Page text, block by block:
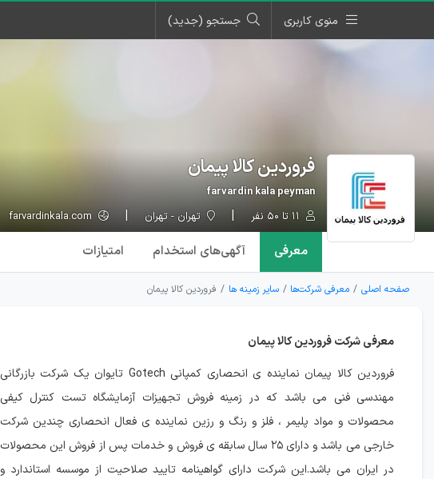
منوی کاربری جستجو (جدید)
فروردین کالا پیمان
farvardin kala peyman
تهران - تهران
معرفی آگهی‌های استخدام امتیازات
صفحه اصلی معرفی شرکت‌ها سایر زمینه ها فروردین کالا پیمان
معرفی شرکت فروردین کالا پیمان
فروردین کالا پیمان نماینده ی انحصاری کمپانی Gotech تایوان یک شرکت بازرگانی
مهندسی فنی می باشد که در زمینه فروش تجهیزات آزمایشگاه تست کنترل کیفی
محصولات و مواد پلیمر ، فلز و رنگ و رزین نماینده ی فعال انحصاری چندین شرکت
خارجی می باشد و دارای ۲۵ سال سابقه ی فروش و خدمات پس از فروش این محصولات
در ایران می باشد.این شرکت دارای گواهینامه تایید صلاحیت از موسسه استاندارد و